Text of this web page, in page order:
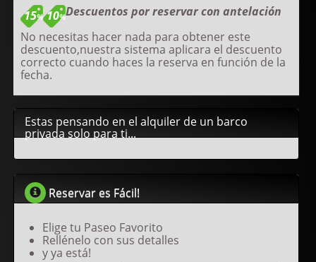
15% 10%Descuentos por reservar con antelación
No necesitas hacer nada para obtener este
descuento,nuestra sistema aplicara el descuento
correcto cuando haces la reserva en función de la
fecha.
Estas pensando en el alquiler de un barco
privada solo para ti...
Reservar es Fácil!
Elige tu Paseo Favorito
Rellénelo con sus detalles
y ya está!